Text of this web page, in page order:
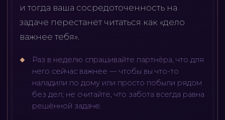
и тогда ваша сосредоточенность на
задаче перестанет читаться как «дело
важнее тебя».
Раз в неделю спрашивайте партнёра, что для
него сейчас важнее — чтобы вы что-то
наладили по дому или просто побыли рядом
без дел; не считайте, что забота всегда равна
решённой задаче.